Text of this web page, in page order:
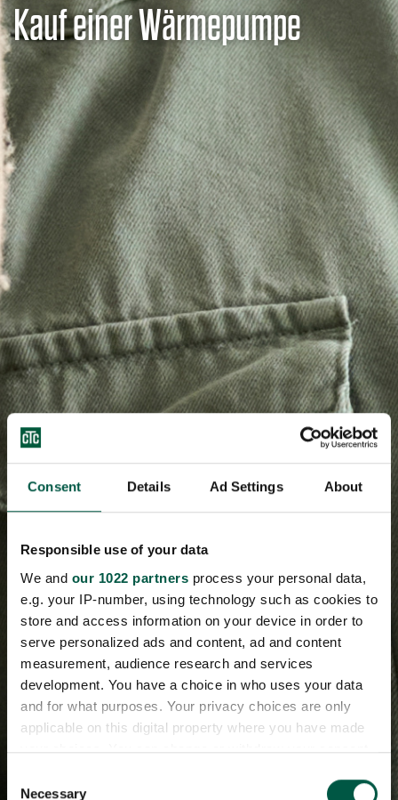
Consent Details Ad Settings About
Responsible use of your data
We and our 1022 partners process your personal data,
e.g. your IP-number, using technology such as cookies to
store and access information on your device in order to
serve personalized ads and content, ad and content
measurement, audience research and services
development. You have a choice in who uses your data
and for what purposes. Your privacy choices are only
applicable on this digital property where you have made
your choices. You can change or withdraw your consent
the Privacy trigger icon.
Necessary
Kauf einer Wärmepumpe